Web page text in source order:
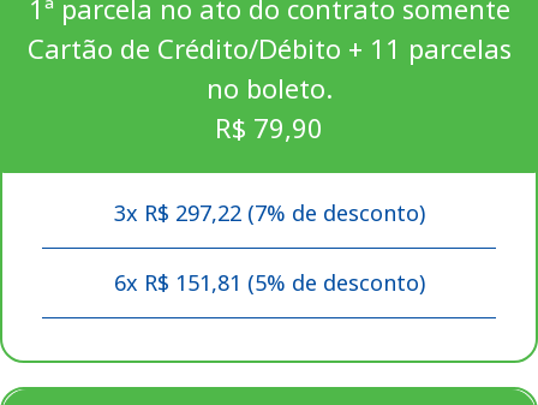
1ª parcela no ato do contrato somente
Cartão de Crédito/Débito + 11 parcelas
no boleto.
R$ 79,90
3x R$ 297,22 (7% de desconto)
6x R$ 151,81 (5% de desconto)